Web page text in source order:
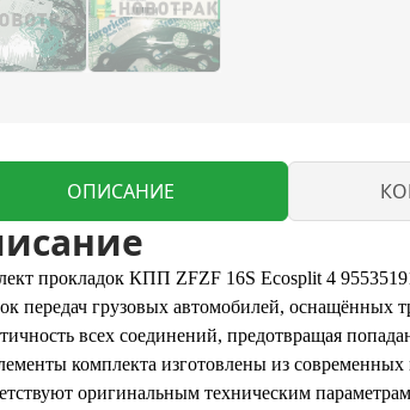
ОПИСАНИЕ
прокладок КПП ZFZF 16S Ecosplit 4
передач грузовых автомобилей, оснащённых
всех соединений, предотвращая
комплекта изготовлены из
оригинальным техническим